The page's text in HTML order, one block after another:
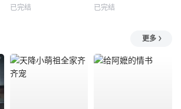
已完结 已完结
更多